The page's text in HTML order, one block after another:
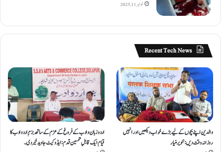
نومبر 11, 2025
Recent Tech News
والدین اپنے بچوں کے لیے بڑے خواب دیکھیں اور انہیں
روزانہ وقت دیں : تنویر منیار
اردو زبان و ادب کے فروغ کے عزم کے ساتھ بزمِ اردو ادب کا
قیام ایک قابلِ تحسین قدم : ایڈوکیٹ جاوید خیردی۔